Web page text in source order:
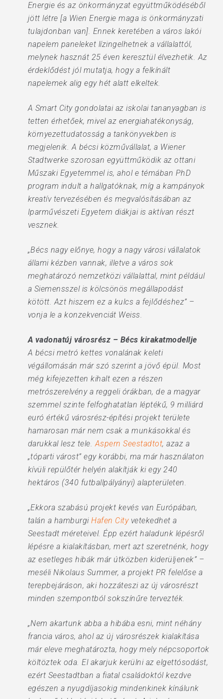
Energie és az önkormányzat együttműködéséből
jött létre [a Wien Energie maga is önkormányzati
tulajdonban van]. Ennek keretében a város lakói
napelem paneleket lízingelhetnek a vállalattól,
melynek hasznát 25 éven keresztül élvezhetik. Az
érdeklődést jól mutatja, hogy a felkínált
napelemek alig egy hét alatt elkeltek.
A Smart City gondolatai az iskolai tananyagban is
tetten érhetőek, mivel az energiahatékonyság,
környezettudatosság a tankönyvekben is
megjelenik. A bécsi közművállalat, a Wiener
Stadtwerke szorosan együttműködik az ottani
Műszaki Egyetemmel is, ahol e témában PhD
program indult a hallgatóknak, míg a kampányok
kreatív tervezésében és megvalósításában az
Iparművészeti Egyetem diákjai is aktívan részt
vesznek.
„Bécs nagy előnye, hogy a nagy városi vállalatok
állami kézben vannak, illetve a város sok
meghatározó nemzetközi vállalattal, mint például
a Siemensszel is kölcsönös megállapodást
kötött. Azt hiszem ez a kulcs a fejlődéshez” –
vonja le a konzekvenciát Weiss.
A vadonatúj városrész – Bécs kirakatmodellje
A bécsi metró kettes vonalának keleti
végállomásán már szó szerint a jövő épül. Most
még kifejezetten kihalt ezen a részen
metrószerelvény a reggeli órákban, de a magyar
szemmel szinte felfoghatatlan léptékű, 9 milliárd
euró értékű városrész-építési projekt területe
hamarosan már nem csak a munkásokkal és
darukkal lesz tele.Aspern Seestadtot, azaz a
„tóparti várost” egy korábbi, ma már használaton
kívüli repülőtér helyén alakítják ki egy 240
hektáros (340 futballpályányi) alapterületen.
„Ekkora szabású projekt kevés van Európában,
talán a hamburgiHafen Cityvetekedhet a
Seestadt méreteivel. Épp ezért haladunk lépésről
lépésre a kialakításban, mert azt szeretnénk, hogy
az esetleges hibák már útközben kiderüljenek” –
meséli Nikolaus Summer, a projekt PR felelőse a
terepbejáráson, aki hozzáteszi az új városrészt
minden szempontból sokszínűre tervezték.
„Nem akartunk abba a hibába esni, mint néhány
francia város, ahol az új városrészek kialakítása
már eleve meghatározta, hogy mely népcsoportok
költöztek oda. El akarjuk kerülni az elgettósodást,
ezért Seestadtban a fiatal családoktól kezdve
egészen a nyugdíjasokig mindenkinek kínálunk